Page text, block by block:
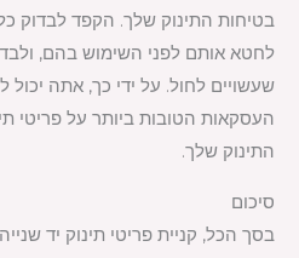
בטיחות התינוק שלך. הקפד לבדוק כל
לחטא אותם לפני השימוש בהם,
שעשויים לחול. על ידי כך, אתה
העסקאות הטובות ביותר על פריטי
התינוק שלך.
סיכום
בסך הכל, קניית פריטי תינוק יד